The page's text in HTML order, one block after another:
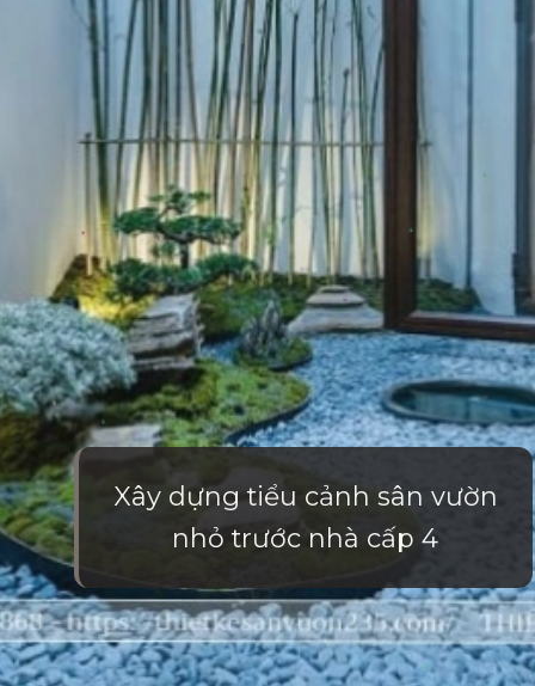
Xây dựng tiểu cảnh sân vườn
nhỏ trước nhà cấp 4